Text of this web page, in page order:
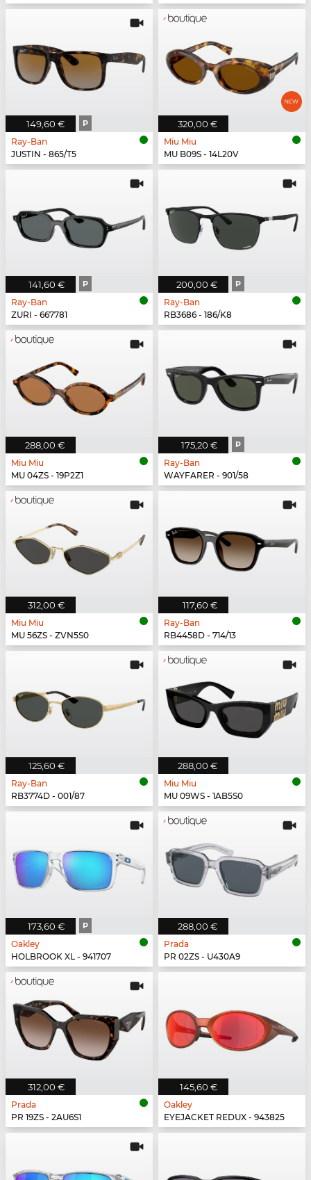
149,60 € P
Ray-Ban
JUSTIN - 865/T5
320,00 €
Miu Miu
MU B09S - 14L20V
141,60 € P
Ray-Ban
ZURI - 667781
200,00 € P
Ray-Ban
RB3686 - 186/K8
288,00 €
Miu Miu
MU 04ZS - 19P2Z1
175,20 € P
Ray-Ban
WAYFARER - 901/58
312,00 €
Miu Miu
MU 56ZS - ZVN5S0
117,60 €
Ray-Ban
RB4458D - 714/13
125,60 €
Ray-Ban
RB3774D - 001/87
288,00 €
Miu Miu
MU 09WS - 1AB5S0
173,60 € P
Oakley
HOLBROOK XL - 941707
288,00 €
Prada
PR 02ZS - U430A9
312,00 €
Prada
PR 19ZS - 2AU6S1
145,60 €
Oakley
EYEJACKET REDUX - 943825